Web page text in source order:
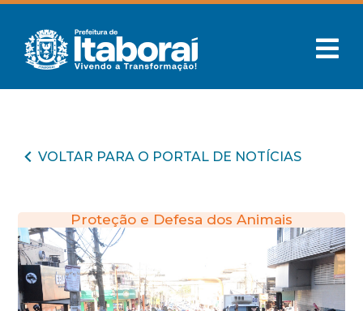
VOLTAR PARA O PORTAL DE NOTÍCIAS
Proteção e Defesa dos Animais